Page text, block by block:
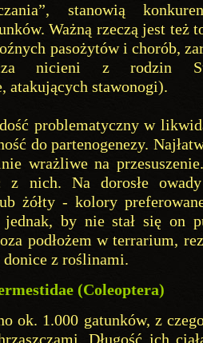
stanowią
Ważną rzeczą jest też
pasożytów i chorób,
nicieni z rodzin
atakujących stawonogi).
problematyczny w
do partenogenezy.
wrażliwe na
z nich. Na dorosłe
żółty - kolory
by nie stał się on
podłożem w terrarium,
z roślinami.
(Coleoptera)
ok. 1.000 gatunków, z
Długość ich